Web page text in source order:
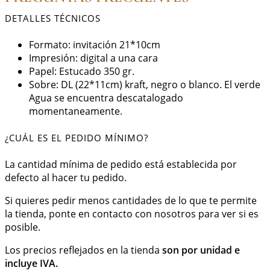
DETALLES TÉCNICOS
Formato: invitación 21*10cm
Impresión: digital a una cara
Papel: Estucado 350 gr.
Sobre: DL (22*11cm) kraft, negro o blanco. El verde
Agua se encuentra descatalogado
momentaneamente.
¿CUÁL ES EL PEDIDO MÍNIMO?
La cantidad mínima de pedido está establecida por
defecto al hacer tu pedido.
Si quieres pedir menos cantidades de lo que te permite
la tienda, ponte en contacto con nosotros para ver si es
posible.
Los precios reflejados en la tienda son por unidad e
incluye IVA.